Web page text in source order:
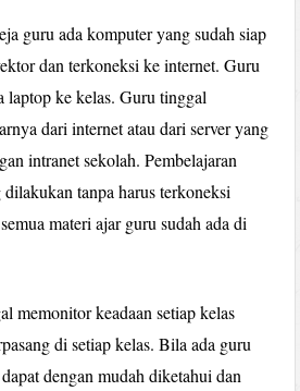
guru ada komputer yang sudah siap
dan terkoneksi ke internet. Guru
laptop ke kelas. Guru tinggal
dari internet atau dari server yang
intranet sekolah. Pembelajaran
tanpa harus terkoneksi
materi ajar guru sudah ada di
memonitor keadaan setiap kelas
di setiap kelas. Bila ada guru
dengan mudah diketahui dan